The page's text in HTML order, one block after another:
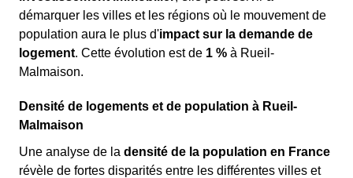
démarquer les villes et les régions où le mouvement de
population aura le plus d'impact sur la demande de
logement. Cette évolution est de 1 % à Rueil-
Malmaison.
Densité de logements et de population à Rueil-
Malmaison
Une analyse de la densité de la population en France
révèle de fortes disparités entre les différentes villes et